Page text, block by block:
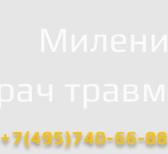
+7(495)740-66-88